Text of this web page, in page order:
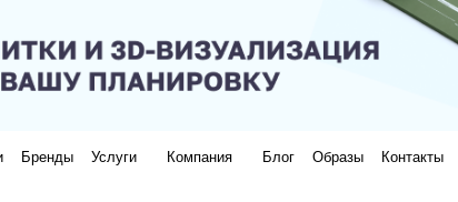
Бренды Услуги Компания Блог Образы Контакты